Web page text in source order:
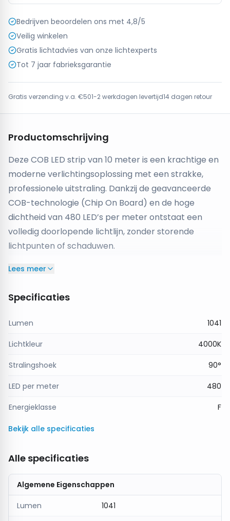
Bedrijven beoordelen ons met 4,8/5
Veilig winkelen
Gratis lichtadvies van onze lichtexperts
Tot 7 jaar fabrieksgarantie
Gratis verzending v.a. €501-2 werkdagen levertijd14 dagen retour
Productomschrijving
Deze COB LED strip van 10 meter is een krachtige en
moderne verlichtingsoplossing met een strakke,
professionele uitstraling. Dankzij de geavanceerde
COB-technologie (Chip On Board) en de hoge
dichtheid van 480 LED’s per meter ontstaat een
volledig doorlopende lichtlijn, zonder storende
lichtpunten of schaduwen.
helder en natuurlijk licht, ideaal voor ruimtes waar
hoge lichtopbrengst van 1041 lumen per meter is
deze LED strip uitstekend geschikt voor functionele
De 24V voeding garandeert een stabiele
lichtopbrengst over de volledige lengte van 10
classificatie maakt deze LED strip geschikt voor
droge binnenruimtes, zoals kantoren, werkplaatsen,
Lees meer
Specificaties
Lumen 1041
Lichtkleur 4000K
Stralingshoek 90°
LED per meter 480
Energieklasse F
Bekijk alle specificaties
Alle specificaties
Algemene Eigenschappen
Lumen 1041